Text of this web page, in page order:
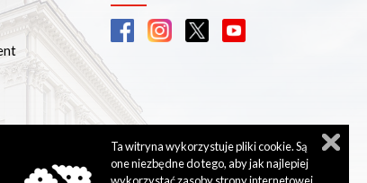
Ta witryna wykorzystuje pliki cookie. Są
one niezbędne do tego, aby jak najlepiej